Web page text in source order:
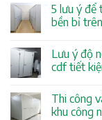
5 lưu ý để
bền bỉ
Lưu ý độ
cdf tiết
Thi công
khu công